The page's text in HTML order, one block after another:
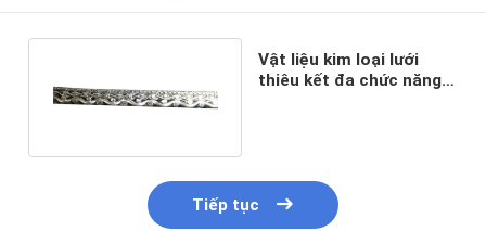
Vật liệu kim loại lưới
thiêu kết đa chức năng
Tiếp tục